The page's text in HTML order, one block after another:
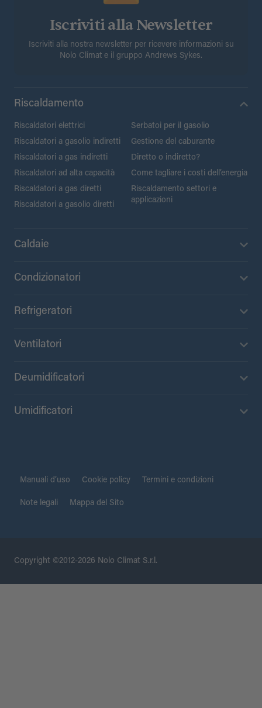
Iscriviti alla Newsletter
Iscriviti alla nostra newsletter per ricevere informazioni su
Nolo Climat e il gruppo Andrews Sykes.
Riscaldamento
Riscaldatori elettrici
Riscaldatori a gasolio indiretti
Riscaldatori a gas indiretti
Riscaldatori ad alta capacità
Riscaldatori a gas diretti
Riscaldatori a gasolio diretti
Serbatoi per il gasolio
Gestione del caburante
Diretto o indiretto?
Come tagliare i costi dell’energia
Riscaldamento settori e
applicazioni
Caldaie
Condizionatori
Refrigeratori
Ventilatori
Deumidificatori
Umidificatori
Manuali d’uso Cookie policy Termini e condizioni
Note legali Mappa del Sito
Copyright ©2012-2026 Nolo Climat S.r.l.